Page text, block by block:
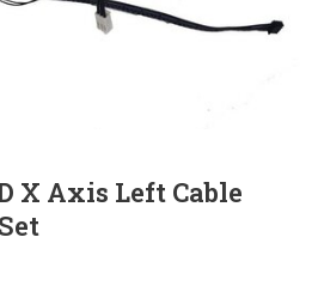
X Axis Left Cable